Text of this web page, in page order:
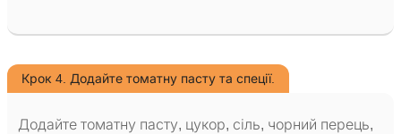
Крок 4. Додайте томатну пасту та спеції.
Додайте томатну пасту, цукор, сіль, чорний перець,